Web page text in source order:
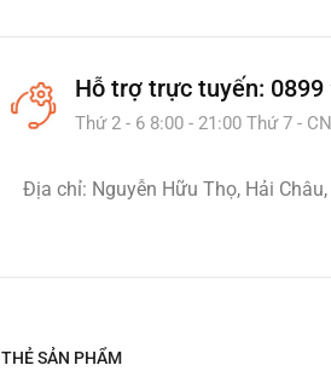
Hỗ trợ trực tuyến: 0899
Thứ 2 - 6 8:00 - 21:00 Thứ 7 -
Địa chỉ: Nguyễn Hữu Thọ, Hải
THẺ SẢN PHẨM